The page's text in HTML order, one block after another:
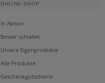
ONLINE-SHOP
In Aktion
Besser schlafen
Unsere Eigenprodukte
Alle Produkte
Geschenkgutscheine